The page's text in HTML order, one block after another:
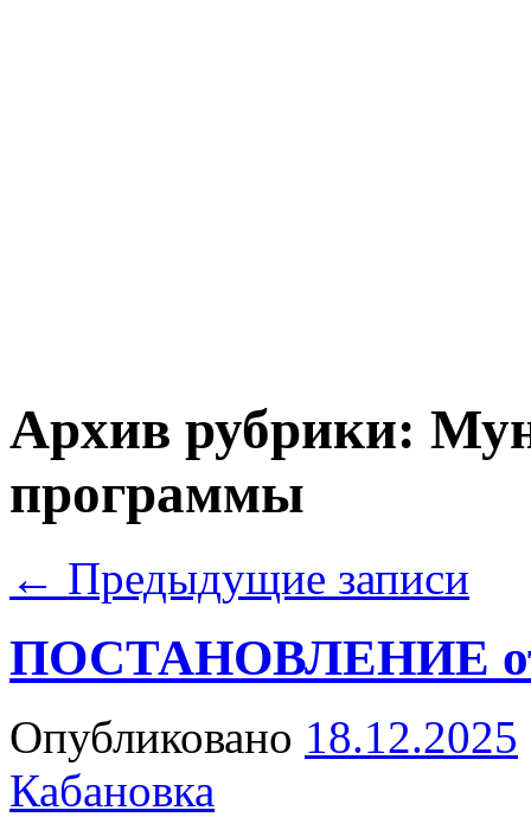
Архив рубрики:
программы
← Предыдущие записи
ПОСТАНОВЛЕНИЕ от
Опубликовано 18.12.2025
Кабановка